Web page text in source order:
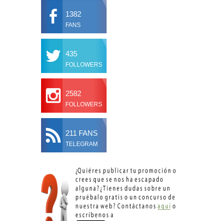
1382
FANS
435
FOLLOWERS
2582
FOLLOWERS
211 FANS
TELEGRAM